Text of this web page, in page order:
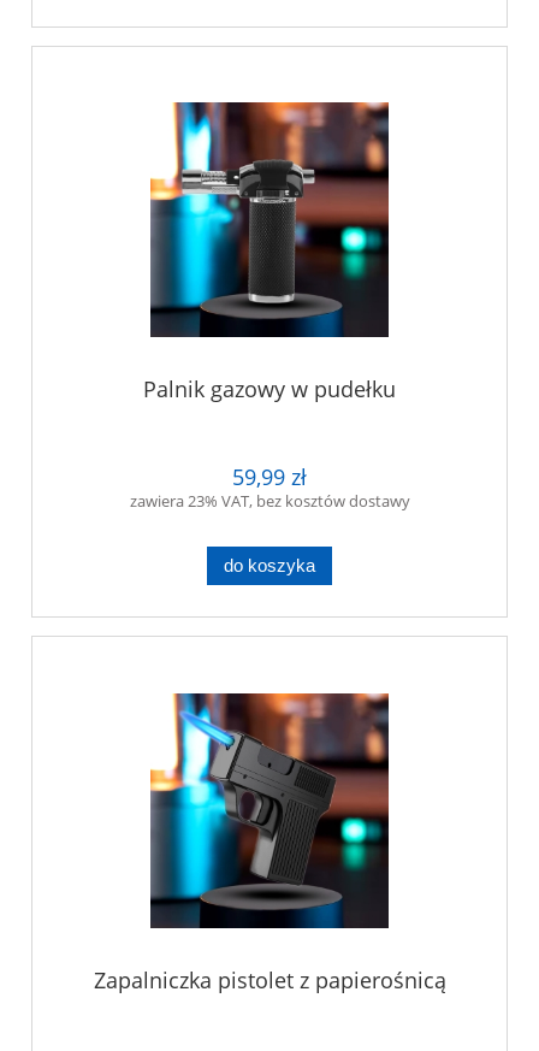
Palnik gazowy w pudełku
59,99 zł
zawiera 23% VAT, bez kosztów dostawy
do koszyka
Zapalniczka pistolet z papierośnicą